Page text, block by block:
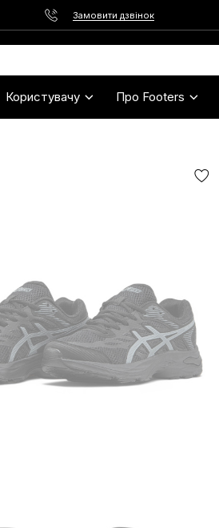
Замовити дзвінок
Користувачу Про Footers